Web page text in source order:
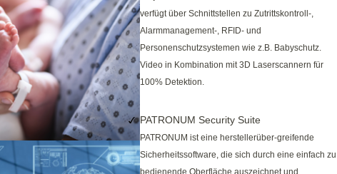
verfügt über Schnittstellen zu Zutrittskontroll-,
Alarmmanagement-, RFID- und
Personenschutzsystemen wie z.B. Babyschutz.
Video in Kombination mit 3D Laserscannern für
100% Detektion.
PATRONUM Security Suite
PATRONUM ist eine herstellerüber-greifende
Sicherheitssoftware, die sich durch eine einfach zu
bedienende Oberfläche auszeichnet und